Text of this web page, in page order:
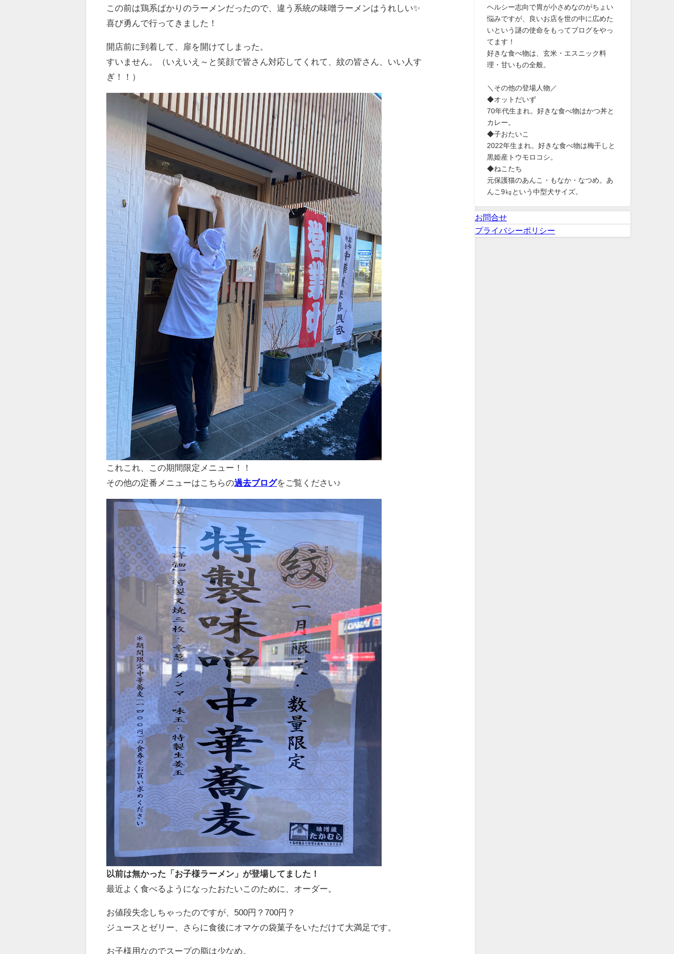
この前は鶏系ばかりのラーメンだったので、違う系統の味噌ラーメンはうれしい✨
喜び勇んで行ってきました！
開店前に到着して、扉を開けてしまった。
すいません。（いえいえ～と笑顔で皆さん対応してくれて、紋の皆さん、いい人す
ぎ！！）
これこれ、この期間限定メニュー！！
その他の定番メニューはこちらの過去ブログをご覧ください♪
以前は無かった「お子様ラーメン」が登場してました！
最近よく食べるようになったおたいこのために、オーダー。
お値段失念しちゃったのですが、500円？700円？
ジュースとゼリー、さらに食後にオマケの袋菓子をいただけて大満足です。
お子様用なのでスープの脂は少なめ。
ヘルシー志向で胃が小さめなのがちょい
悩みですが、良いお店を世の中に広めた
いという謎の使命をもってブログをやっ
てます！
好きな食べ物は、玄米・エスニック料
理・甘いもの全般。
＼その他の登場人物／
◆オットだいず
70年代生まれ。好きな食べ物はかつ丼と
カレー。
◆子おたいこ
2022年生まれ。好きな食べ物は梅干しと
黒姫産トウモロコシ。
◆ねこたち
元保護猫のあんこ・もなか・なつめ。あ
んこ9㎏という中型犬サイズ。
お問合せ
プライバシーポリシー